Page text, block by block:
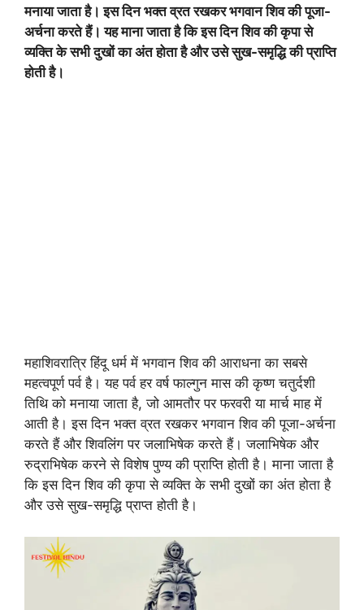
मनाया जाता है। इस दिन भक्त व्रत रखकर भगवान शिव की पूजा-
अर्चना करते हैं। यह माना जाता है कि इस दिन शिव की कृपा से
व्यक्ति के सभी दुखों का अंत होता है और उसे सुख-समृद्धि की प्राप्ति
होती है।
महाशिवरात्रि हिंदू धर्म में भगवान शिव की आराधना का सबसे
महत्वपूर्ण पर्व है। यह पर्व हर वर्ष फाल्गुन मास की कृष्ण चतुर्दशी
तिथि को मनाया जाता है, जो आमतौर पर फरवरी या मार्च माह में
आती है। इस दिन भक्त व्रत रखकर भगवान शिव की पूजा-अर्चना
करते हैं और शिवलिंग पर जलाभिषेक करते हैं। जलाभिषेक और
रुद्राभिषेक करने से विशेष पुण्य की प्राप्ति होती है। माना जाता है
कि इस दिन शिव की कृपा से व्यक्ति के सभी दुखों का अंत होता है
और उसे सुख-समृद्धि प्राप्त होती है।